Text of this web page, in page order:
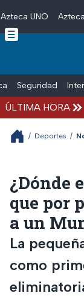
Skip to main
Azteca UNO
Seguridad
ÚLTIMA HORA
/ Deportes /
¿Dónde
que por
a un
La
como